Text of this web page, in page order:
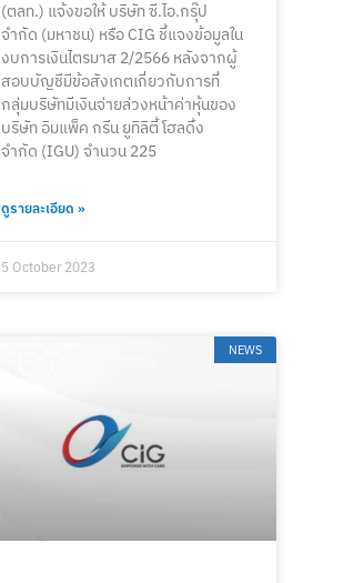
(ตลท.) แจ้งขอให้ บริษัท ซี.ไอ.กรุ๊ป
จำกัด (มหาชน) หรือ CIG ชี้แจงข้อมูลใน
งบการเงินไตรมาส 2/2566 หลังจากผู้
สอบบัญชีมีข้อสังเกตเกี่ยวกับการที่
กลุ่มบริษัทมีเงินจ่ายล่วงหน้าค่าหุ้นของ
บริษัท อิมแพ็ค กรีน ยูทิลิตี้ โฮลดิ้ง
จำกัด (IGU) จำนวน 225
ดูรายละเอียด »
5 October 2023
NEWS